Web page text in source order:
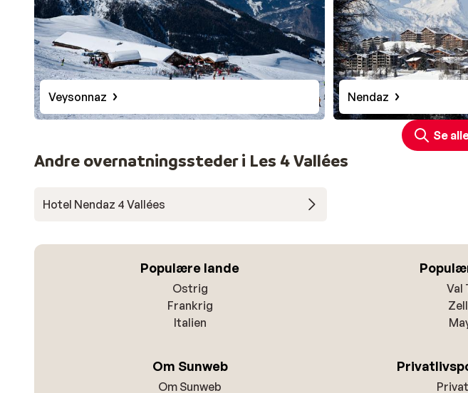
Veysonnaz Nendaz
Se
Andre overnatningssteder i Les 4 Vallées
Hotel Nendaz 4 Vallées
Populære lande
Ostrig
Frankrig
Italien
Val
Om Sunweb
Om Sunweb